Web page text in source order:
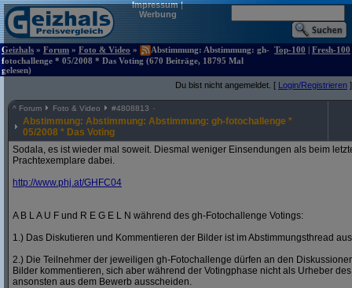
Impressum|
Werbung
Geizhals » Forum » Foto & Video »
Abstimmung: Abstimmung: gh-
fotochallenge * 05/2008 * Das Voting (670 Beiträge, 18795 Mal
gelesen)
Top-100 | Fresh-100
Du bist nicht angemeldet. [ Login/Registrieren ]
^ Forum Foto & Video #4808813
Abstimmung: Abstimmung: Abstimmung: gh-fotochallenge *
05/2008 * Das Voting
Sodala, es ist wieder mal soweit. Diesmal weniger Einsendungen als beim
Prachtexemplare dabei.
http://www.phj.at/GHFC04
A B L A U F und R E G E L N während des gh-Fotochallenge Votings:
1.) Das Diskutieren und Kommentieren der Bilder ist im Abstimmungsthread
2.) Die Teilnehmer der jeweiligen gh-Fotochallenge dürfen an den
Bilder kommentieren, sich aber während der Votingphase nicht als Urheber
ansonsten aus dem Bewerb ausscheiden.